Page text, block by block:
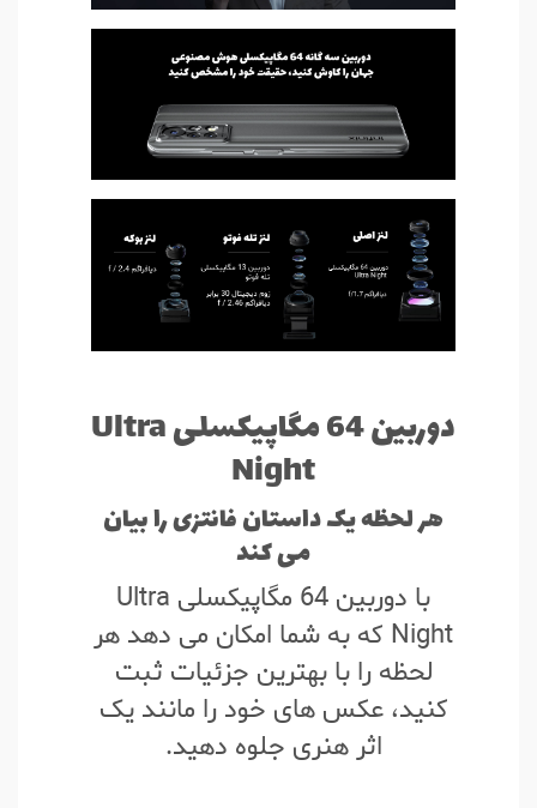
دوربین 64 مگاپیکسلی Ultra
Night
هر لحظه یک داستان فانتزی را بیان
می کند
با دوربین 64 مگاپیکسلی Ultra
Night که به شما امکان می دهد هر
لحظه را با بهترین جزئیات ثبت
کنید، عکس های خود را مانند یک
اثر هنری جلوه دهید.